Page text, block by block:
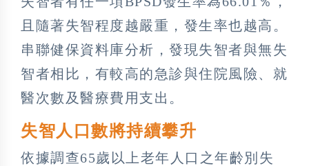
且隨著失智程度越嚴重，發生率也越高。
串聯健保資料庫分析，發現失智者與無失
智者相比，有較高的急診與住院風險、就
醫次數及醫療費用支出。
失智人口數將持續攀升
依據調查65歲以上老年人口之年齡別失